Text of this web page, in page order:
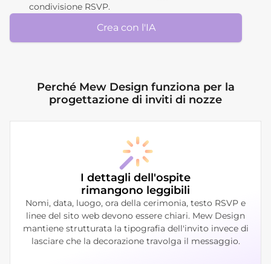
condivisione RSVP.
Crea con l'IA
Perché Mew Design funziona per la
progettazione di inviti di nozze
I dettagli dell'ospite
rimangono leggibili
Nomi, data, luogo, ora della cerimonia, testo RSVP e
linee del sito web devono essere chiari. Mew Design
mantiene strutturata la tipografia dell'invito invece di
lasciare che la decorazione travolga il messaggio.